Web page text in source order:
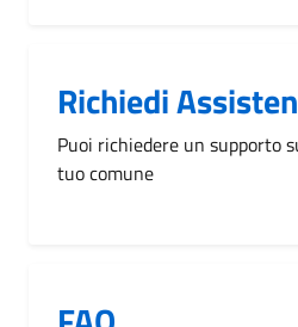
Richiedi
Puoi richiedere un supporto
tuo comune